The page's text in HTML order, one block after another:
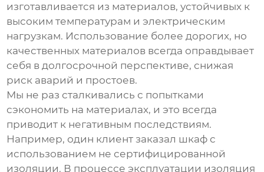
изготавливается из материалов, устойчивых к
высоким температурам и электрическим
нагрузкам. Использование более дорогих, но
качественных материалов всегда оправдывает
себя в долгосрочной перспективе, снижая
риск аварий и простоев.
Мы не раз сталкивались с попытками
сэкономить на материалах, и это всегда
приводит к негативным последствиям.
Например, один клиент заказал шкаф с
использованием не сертифицированной
изоляции. В процессе эксплуатации изоляция